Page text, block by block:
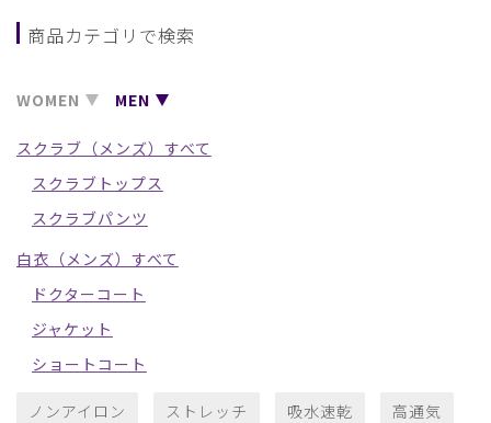
商品カテゴリで検索
WOMEN MEN
スクラブ（メンズ）すべて
スクラブトップス
スクラブパンツ
白衣（メンズ）すべて
ドクターコート
ジャケット
ショートコート
ノンアイロン ストレッチ 吸水速乾 高通気